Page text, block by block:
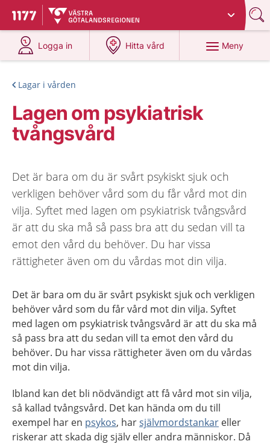
Till startsidan för 1177
Du har valt region
Logga in
på 1177.se
Hitta vård
på 1177.se
Meny
Lagar i vården
Lagen om psykiatrisk
tvångsvård
Det är bara om du är svårt psykiskt sjuk och
verkligen behöver vård som du får vård mot din
vilja. Syftet med lagen om psykiatrisk tvångsvård
är att du ska må så pass bra att du sedan vill ta
emot den vård du behöver. Du har vissa
rättigheter även om du vårdas mot din vilja.
Det är bara om du är svårt psykiskt sjuk och verkligen
behöver vård som du får vård mot din vilja. Syftet
med lagen om psykiatrisk tvångsvård är att du ska må
så pass bra att du sedan vill ta emot den vård du
behöver. Du har vissa rättigheter även om du vårdas
mot din vilja.
Ibland kan det bli nödvändigt att få vård mot sin vilja,
så kallad tvångsvård. Det kan hända om du till
exempel har en psykos, harsjälvmordstankar eller
riskerar att skada dig själv eller andra människor. Då